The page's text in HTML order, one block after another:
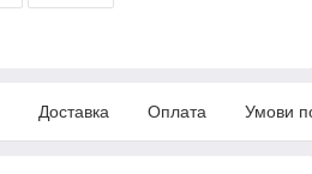
Доставка Оплата Умови